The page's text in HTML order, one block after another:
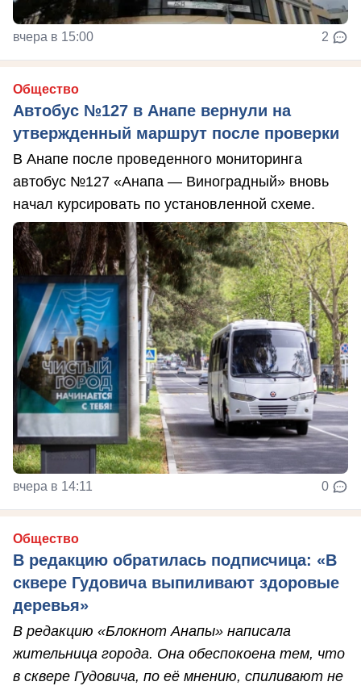
вчера в 15:00 2
Общество
Автобус №127 в Анапе вернули на
утвержденный маршрут после проверки
В Анапе после проведенного мониторинга
автобус №127 «Анапа — Виноградный» вновь
начал курсировать по установленной схеме.
вчера в 14:11 0
Общество
В редакцию обратилась подписчица: «В
сквере Гудовича выпиливают здоровые
деревья»
В редакцию «Блокнот Анапы» написала
жительница города. Она обеспокоена тем, что
в сквере Гудовича, по её мнению, спиливают не